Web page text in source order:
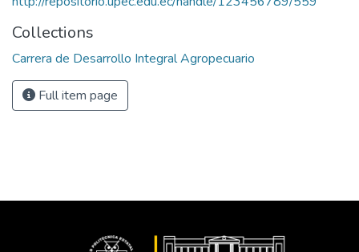
Collections
Carrera de Desarrollo Integral Agropecuario
Full item page